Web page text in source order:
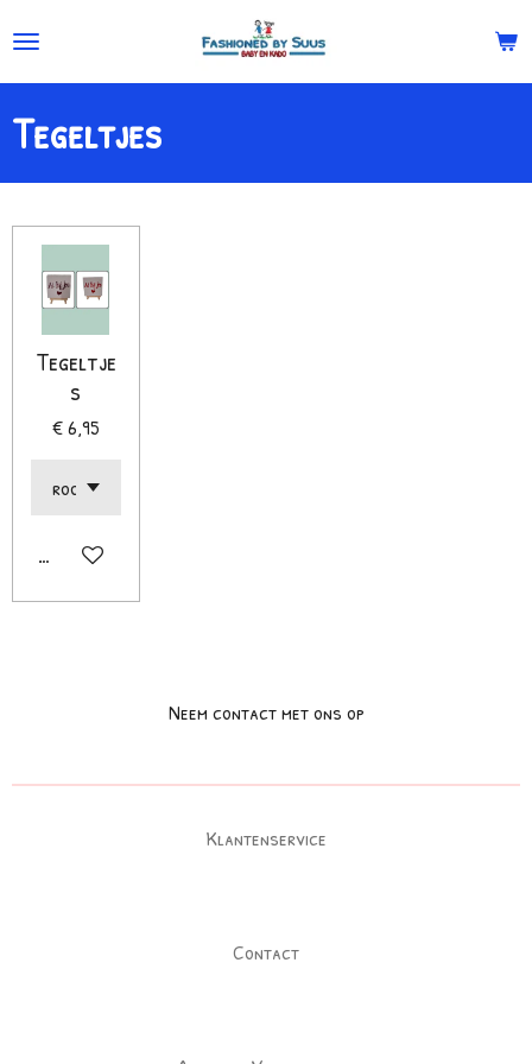
naar
de
hoofdinhoud
Tegeltjes
Tegeltje
s
€ 6,95
In winkelwagen
Neem contact met ons op
Klantenservice
Contact